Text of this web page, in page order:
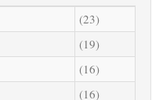
(23)
(19)
(16)
(16)